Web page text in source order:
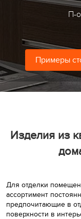
П-
Примеры
Изделия из
Для отделки
ассортимент
предпочитающие в
поверхности в